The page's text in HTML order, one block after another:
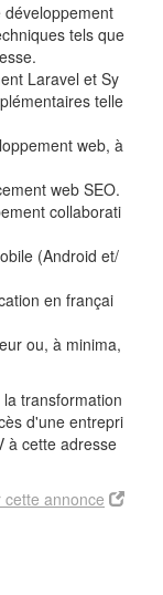
tels que
Laravel et Sy
telle
web, à
web SEO.
collaborati
(Android et/
en françai
ou, à minima,
transformation
d'une entrepri
à cette adresse
cette annonce